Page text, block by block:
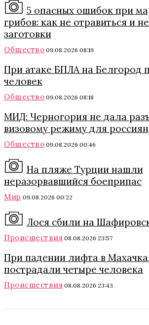
5 опасных ошибок при
грибов: как не отравиться и
заготовки
Общество 09.08.2026 08:19
При атаке БПЛА на Белгород
человек
Общество 09.08.2026 08:18
МИД: Черногория не дала
визовому режиму для россиян
Общество 09.08.2026 00:46
На пляже Турции нашли
неразорвавшийся боеприпас
Мир 09.08.2026 00:22
Лося сбили на
Происшествия 08.08.2026 23:57
При падении лифта в
пострадали четыре человека
Происшествия 08.08.2026 23:43